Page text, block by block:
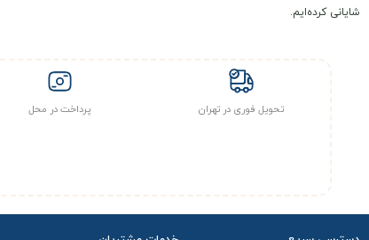
شایانی کرده‌ایم.
تحویل فوری در تهران پرداخت در محل